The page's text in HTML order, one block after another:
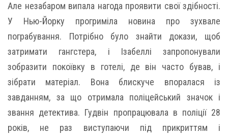
Але незабаром випала нагода проявити свої здібності.
У Нью-Йорку прогриміла новина про зухвале
пограбування. Потрібно було знайти докази, щоб
затримати гангстера, і Ізабеллі запропонували
зобразити покоївку в готелі, де він часто бував, і
зібрати матеріал. Вона блискуче впоралася із
завданням, за що отримала поліцейський значок і
звання детектива. Гудвін пропрацювала в поліції 28
років, не раз виступаючи під прикриттям і